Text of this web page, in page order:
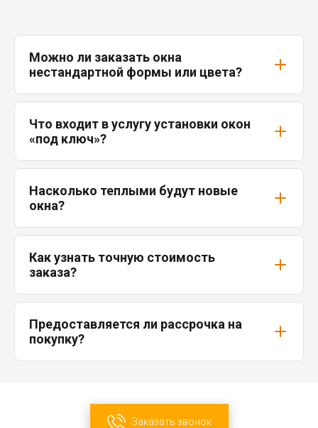
Можно ли заказать окна
нестандартной формы или цвета?
Что входит в услугу установки окон
«под ключ»?
Насколько теплыми будут новые
окна?
Как узнать точную стоимость
заказа?
Предоставляется ли рассрочка на
покупку?
Заказать звонок